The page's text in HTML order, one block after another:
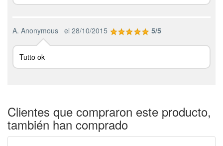
A. Anonymous el 28/10/2015 5/5
Tutto ok
Clientes que compraron este producto,
también han comprado